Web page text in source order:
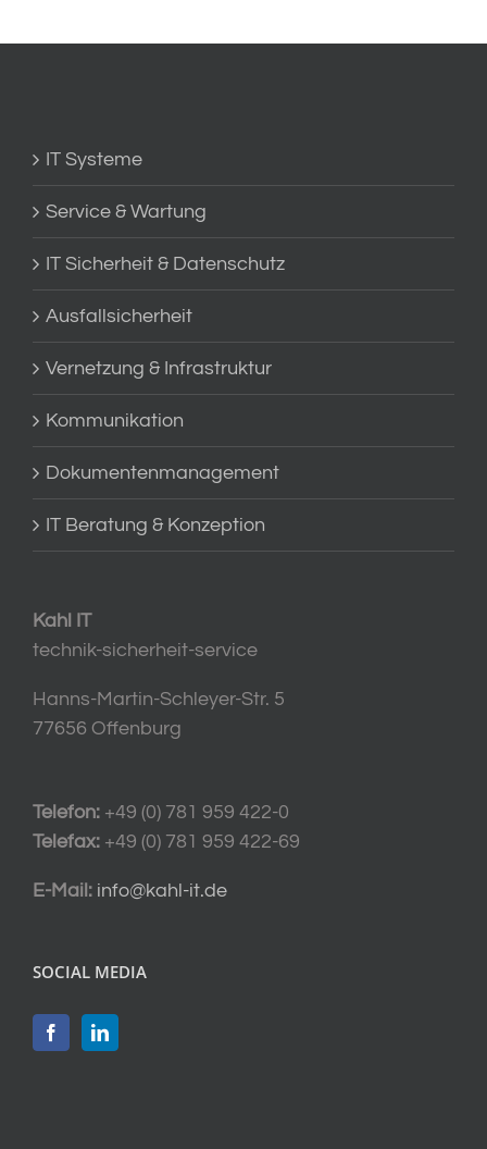
IT Systeme
Service & Wartung
IT Sicherheit & Datenschutz
Ausfallsicherheit
Vernetzung & Infrastruktur
Kommunikation
Dokumentenmanagement
IT Beratung & Konzeption
Kahl IT
technik-sicherheit-service
Hanns-Martin-Schleyer-Str. 5
77656 Offenburg
Telefon: +49 (0) 781 959 422-0
Telefax: +49 (0) 781 959 422-69
E-Mail: info@kahl-it.de
SOCIAL MEDIA